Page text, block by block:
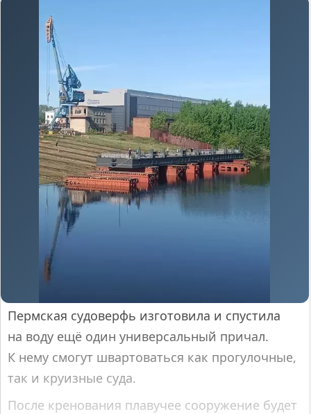
Пермская судоверфь изготовила и спустила
на воду ещё один универсальный причал.
К нему смогут швартоваться как прогулочные,
так и круизные суда.
После кренования плавучее сооружение будет